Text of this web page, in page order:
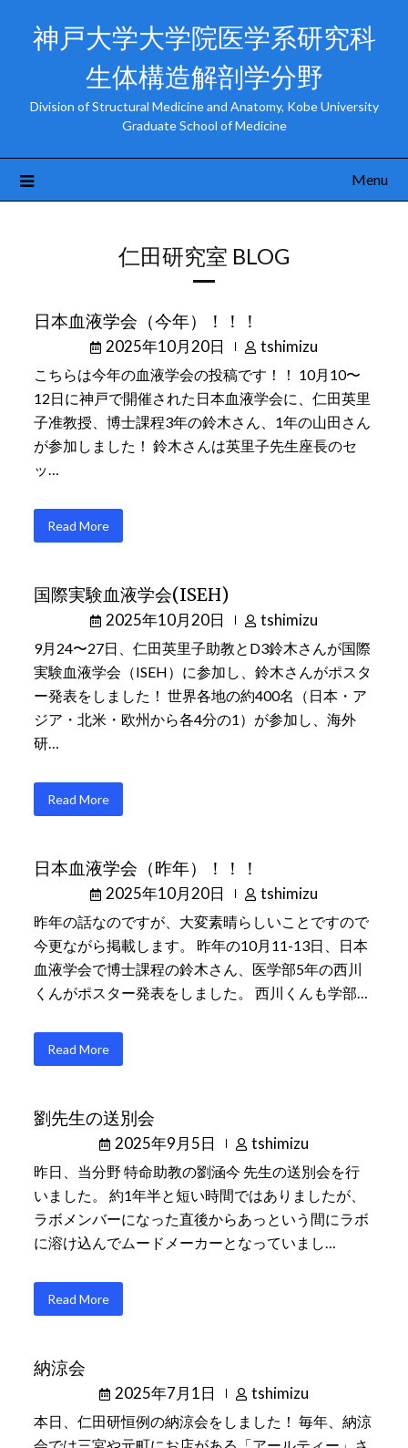
神戸大学大学院医学系研究科
生体構造解剖学分野
Division of Structural Medicine and Anatomy, Kobe University
Graduate School of Medicine
Menu
仁田研究室 BLOG
日本血液学会（今年）！！！
2025年10月20日 tshimizu
こちらは今年の血液学会の投稿です！！ 10月10〜
12日に神戸で開催された日本血液学会に、仁田英里
子准教授、博士課程3年の鈴木さん、1年の山田さん
が参加しました！ 鈴木さんは英里子先生座長のセ
ッ…
Read More
国際実験血液学会(ISEH)
2025年10月20日 tshimizu
9月24〜27日、仁田英里子助教とD3鈴木さんが国際
実験血液学会（ISEH）に参加し、鈴木さんがポスタ
ー発表をしました！ 世界各地の約400名（日本・ア
ジア・北米・欧州から各4分の1）が参加し、海外
研…
Read More
日本血液学会（昨年）！！！
2025年10月20日 tshimizu
昨年の話なのですが、大変素晴らしいことですので
今更ながら掲載します。 昨年の10月11-13日、日本
血液学会で博士課程の鈴木さん、医学部5年の西川
くんがポスター発表をしました。 西川くんも学部…
Read More
劉先生の送別会
2025年9月5日 tshimizu
昨日、当分野 特命助教の劉涵今 先生の送別会を行
いました。 約1年半と短い時間ではありましたが、
ラボメンバーになった直後からあっという間にラボ
に溶け込んでムードメーカーとなっていまし…
Read More
納涼会
2025年7月1日 tshimizu
本日、仁田研恒例の納涼会をしました！ 毎年、納涼